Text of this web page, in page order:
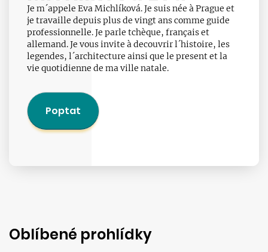
Je m´appele Eva Michlíková. Je suis née à Prague et
je travaille depuis plus de vingt ans comme guide
professionnelle. Je parle tchèque, français et
allemand. Je vous invite à decouvrir l´histoire, les
legendes, l´architecture ainsi que le present et la
vie quotidienne de ma ville natale.
Poptat
Oblíbené prohlídky